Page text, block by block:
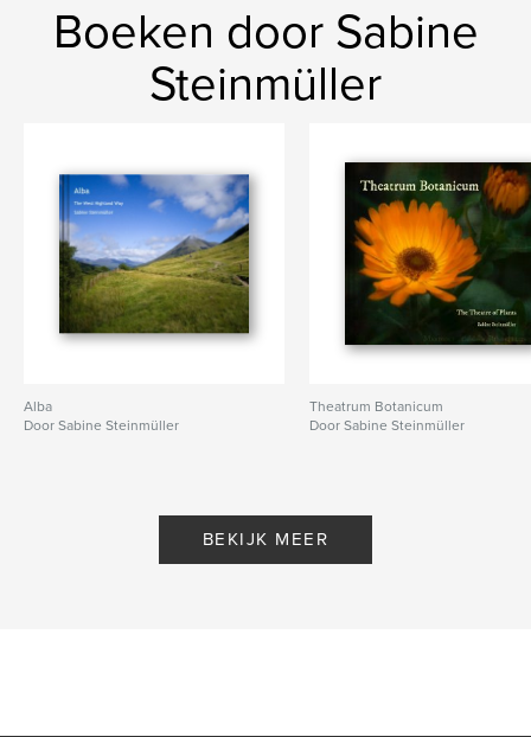
Boeken door Sabine
Steinmüller
Alba
Door Sabine Steinmüller
Theatrum Botanicum
Door Sabine Steinmüller
BEKIJK MEER